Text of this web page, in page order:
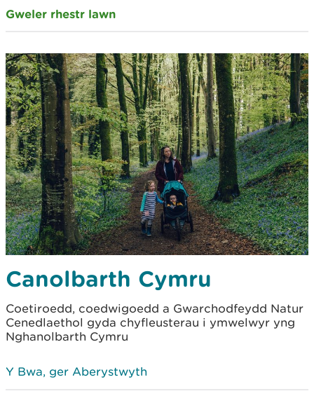
Gweler rhestr lawn
Canolbarth Cymru
Coetiroedd, coedwigoedd a Gwarchodfeydd Natur
Cenedlaethol gyda chyfleusterau i ymwelwyr yng
Nghanolbarth Cymru
Y Bwa, ger Aberystwyth